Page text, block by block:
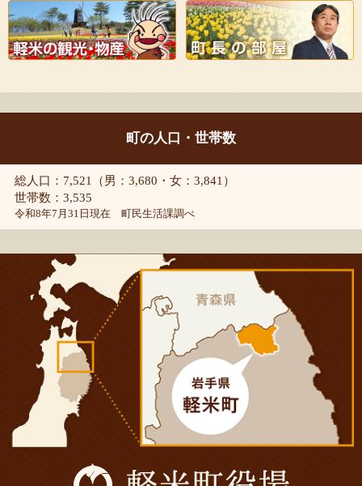
町の人口・世帯数
総人口：7,521（男：3,680・女：3,841）
世帯数：3,535
令和8年7月31日現在 町民生活課調べ